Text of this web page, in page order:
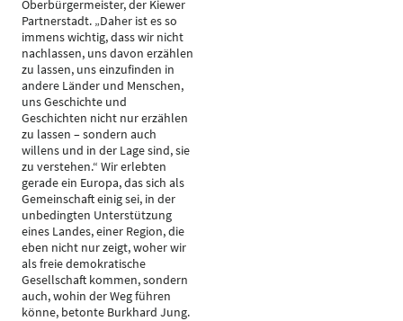
Oberbürgermeister, der Kiewer
Partnerstadt. „Daher ist es so
immens wichtig, dass wir nicht
nachlassen, uns davon erzählen
zu lassen, uns einzufinden in
andere Länder und Menschen,
uns Geschichte und
Geschichten nicht nur erzählen
zu lassen – sondern auch
willens und in der Lage sind, sie
zu verstehen.“ Wir erlebten
gerade ein Europa, das sich als
Gemeinschaft einig sei, in der
unbedingten Unterstützung
eines Landes, einer Region, die
eben nicht nur zeigt, woher wir
als freie demokratische
Gesellschaft kommen, sondern
auch, wohin der Weg führen
könne, betonte Burkhard Jung.